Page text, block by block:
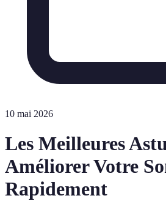
10 mai 2026
Les Meilleures
Améliorer Votre
Rapidement